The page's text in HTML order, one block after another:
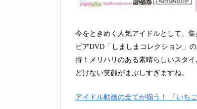
今をときめく人気アイドルとして、
ビアDVD「しましまコレクション」
持！メリハリのある素晴らしいスタ
どけない笑顔がまぶしすぎますね。
アイドル動画の全てが揃う！ 「いちご